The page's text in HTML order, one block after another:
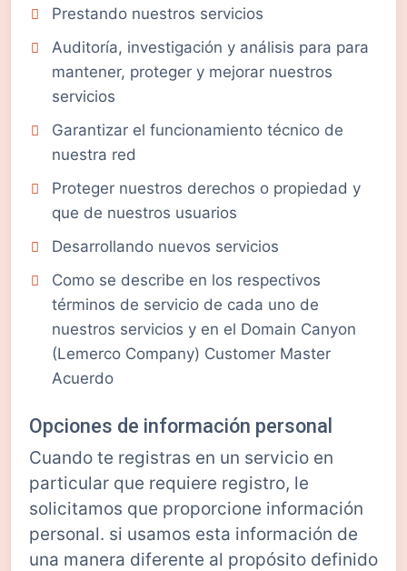
Prestando nuestros servicios
Auditoría, investigación y análisis para para
mantener, proteger y mejorar nuestros
servicios
Garantizar el funcionamiento técnico de
nuestra red
Proteger nuestros derechos o propiedad y
que de nuestros usuarios
Desarrollando nuevos servicios
Como se describe en los respectivos
términos de servicio de cada uno de
nuestros servicios y en el Domain Canyon
(Lemerco Company) Customer Master
Acuerdo
Opciones de información personal
Cuando te registras en un servicio en
particular que requiere registro, le
solicitamos que proporcione información
personal. si usamos esta información de
una manera diferente al propósito definido